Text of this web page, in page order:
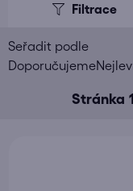
Stránka 1
Ř
Doporučujeme
p
i